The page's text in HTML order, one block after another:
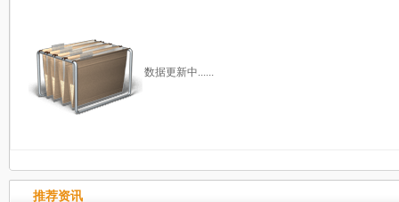
数据更新中......
推荐资讯